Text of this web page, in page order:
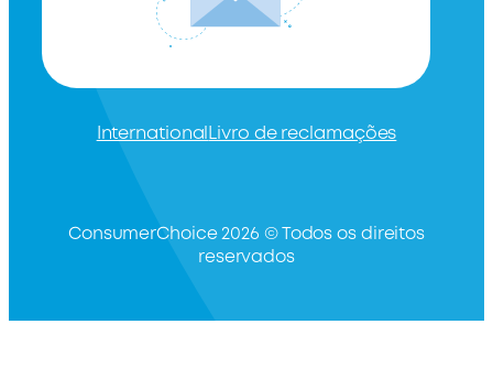
International Livro de reclamações
ConsumerChoice 2026 © Todos os direitos
reservados